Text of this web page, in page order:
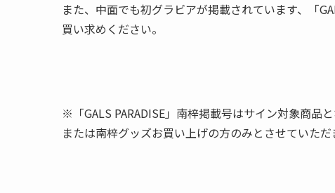
また、中面でも初グラビアが掲載されています、「
買い求めください。
※「GALS PARADISE」南梓掲載号はサイン対象商
または南梓グッズお買い上げの方のみとさせていただ